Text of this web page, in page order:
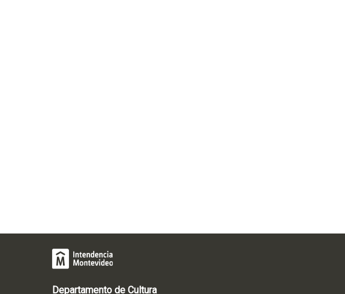
Departamento de Cultura